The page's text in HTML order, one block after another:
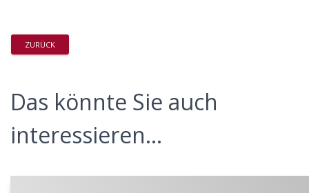
ZURÜCK
Das könnte Sie auch
interessieren...